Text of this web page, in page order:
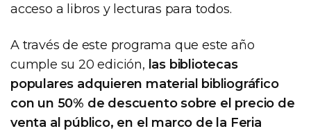
acceso a libros y lecturas para todos.
A través de este programa que este año
cumple su 20 edición, las bibliotecas
populares adquieren material bibliográfico
con un 50% de descuento sobre el precio de
venta al público, en el marco de la Feria